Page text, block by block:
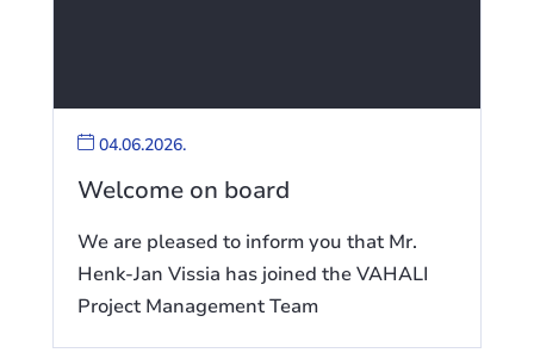
04.06.2026.
Welcome on board
We are pleased to inform you that Mr.
Henk-Jan Vissia has joined the VAHALI
Project Management Team